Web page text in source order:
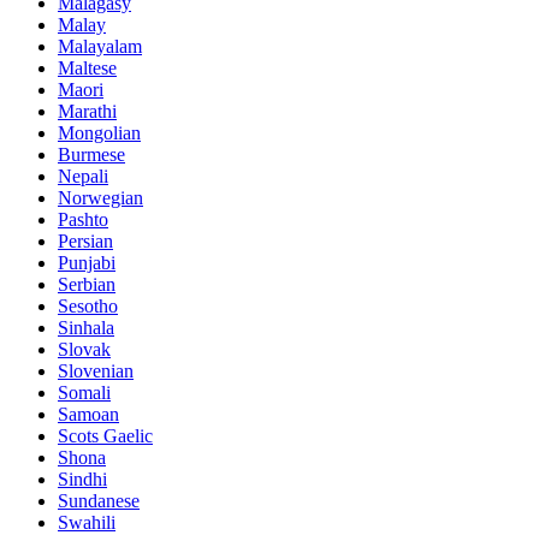
Malay
Malayalam
Maltese
Maori
Marathi
Mongolian
Burmese
Nepali
Norwegian
Pashto
Persian
Punjabi
Serbian
Sesotho
Sinhala
Slovak
Slovenian
Somali
Samoan
Scots Gaelic
Shona
Sindhi
Sundanese
Swahili